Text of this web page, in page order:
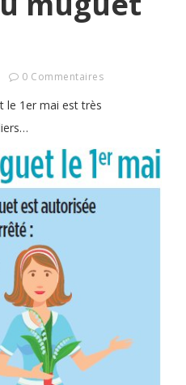
0 Commentaires
le 1er mai est très